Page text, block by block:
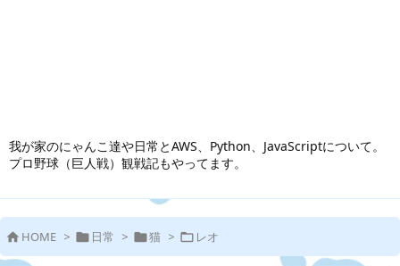
我が家のにゃんこ達や日常とAWS、Python、JavaScriptについて。
プロ野球（巨人戦）観戦記もやってます。
 HOME >  日常 > 猫 >  レオ